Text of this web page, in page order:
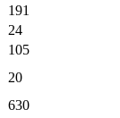
191
24
105
20
630